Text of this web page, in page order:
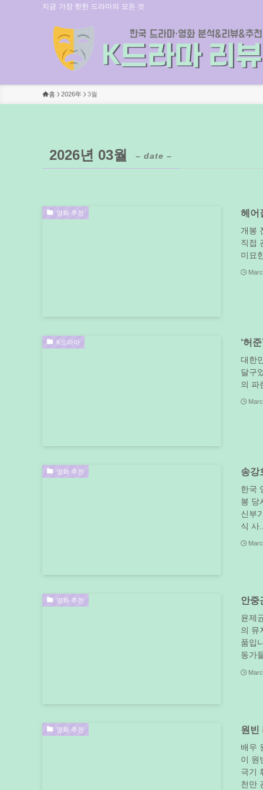
지금 가장 핫한 드라마의 모든 것
홈 2026年 3월
2026년 03월 – date –
영화 추천 헤어
개봉
직접
미묘
K드라마 ‘허
대한
달구
의 파
영화 추천 송강
한국
봉 당
신부
식 사
영화 추천 안중
윤제
의 뮤
품입
동가
영화 추천 원빈
배우
이 원
극기
천만